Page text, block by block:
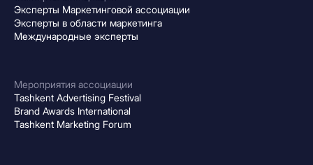
Эксперты Маркетинговой ассоциации
Эксперты в области маркетинга
Международные эксперты
Мероприятия ассоциации
Tashkent Advertising Festival
Brand Awards International
Tashkent Marketing Forum